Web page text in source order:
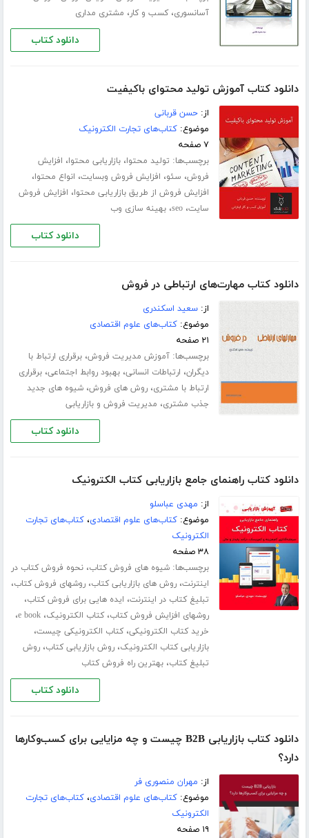
آسانسوری،کسب و کار، مشتری مداری
دانلود کتاب
دانلود کتاب آموزش تولید محتوای باکیفیت
از:حسن قربانی
موضوع:کتاب‌های تجارت الکترونیک
۷ صفحه
برچسب‌ها: تولید محتوا،بازاریابی محتوا، افزایش
فروش، سئو، افزایش فروش وبسایت، انواع محتوا،
افزایش فروش از طریق بازاریابی محتوا، افزایش فروش
سایت،seo،بهینه سازی وب
دانلود کتاب
دانلود کتاب مهارت‌های ارتباطی در فروش
از:سعید اسکندری
موضوع:کتاب‌های علوم اقتصادی
۲۱ صفحه
برچسب‌ها:آموزش مدیریت فروش،برقراری ارتباط با
دیگران، ارتباطات انسانی،بهبود روابط اجتماعی،برقراری
ارتباط با مشتری،روش های فروش،شیوه های جدید
جذب مشتری، مدیریت فروش و بازاریابی
دانلود کتاب
دانلود کتاب راهنمای جامع بازاریابی کتاب الکترونیک
از: مهدی عباسلو
موضوع:کتاب‌های علوم اقتصادی،کتاب‌های تجارت
الکترونیک
۳۸ صفحه
برچسب‌ها:شیوه های فروش کتاب،نحوه فروش کتاب در
اینترنت،روش های بازاریابی کتاب،روشهای فروش کتاب،
تبلیغ کتاب در اینترنت، ایده هایی برای فروش کتاب،
روشهای افزایش فروش کتاب،کتاب الکترونیک،e book،
خرید کتاب الکترونیکی،کتاب الکترونیکی چیست،
بازاریابی کتاب الکترونیک،روش بازاریابی کتاب،روش
تبلیغ کتاب،بهترین راه فروش کتاب
دانلود کتاب
دانلود کتاب بازاریابی B2B چیست و چه مزایایی برای کسب‌وکارها
دارد؟
از: مهران منصوری فر
موضوع:کتاب‌های علوم اقتصادی،کتاب‌های تجارت
الکترونیک
۱۹ صفحه